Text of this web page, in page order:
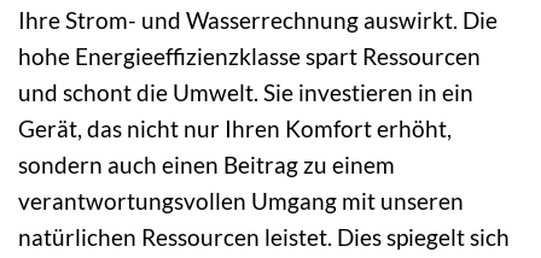
Ihre Strom- und Wasserrechnung auswirkt. Die
hohe Energieeffizienzklasse spart Ressourcen
und schont die Umwelt. Sie investieren in ein
Gerät, das nicht nur Ihren Komfort erhöht,
sondern auch einen Beitrag zu einem
verantwortungsvollen Umgang mit unseren
natürlichen Ressourcen leistet. Dies spiegelt sich